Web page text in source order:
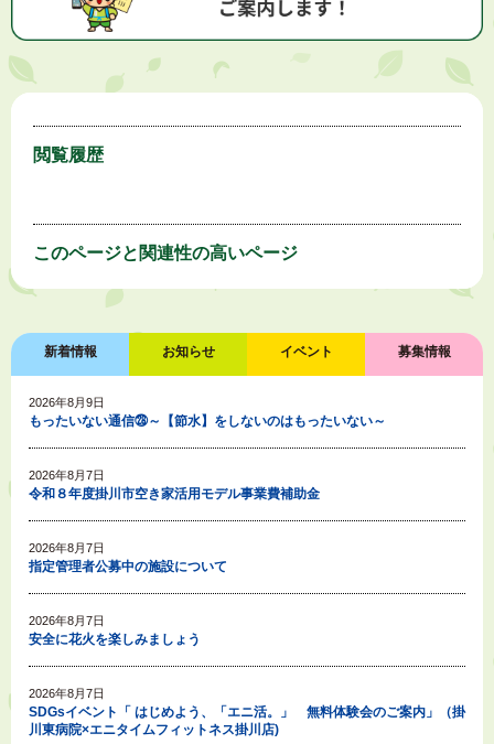
閲覧履歴
このページと 関連性の高いページ
新着情報 お知らせ イベント 募集情報
2026年8月9日
もったいない通信㉘～【節水】をしないのはもったいない～
2026年8月7日
令和８年度掛川市空き家活用モデル事業費補助金
2026年8月7日
指定管理者公募中の施設について
2026年8月7日
安全に花火を楽しみましょう
2026年8月7日
SDGsイベント「 はじめよう、「エニ活。」 無料体験会のご案内」（掛
川東病院×エニタイムフィットネス掛川店)